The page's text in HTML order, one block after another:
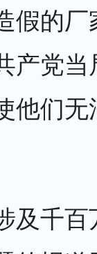
假的厂
产党当
他们无
及千百